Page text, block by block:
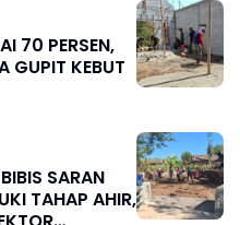
70 PERSEN,
GUPIT KEBUT
SARAN
TAHAP AHIR,